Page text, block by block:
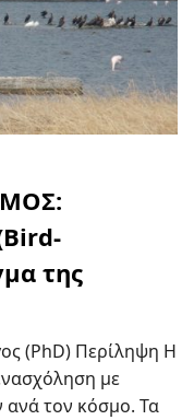
της
(PhD) Περίληψη Η
με
τον κόσμο. Τα